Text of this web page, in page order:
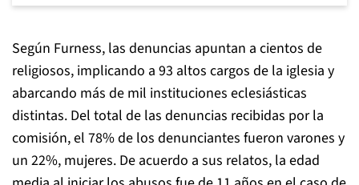
Según Furness, las denuncias apuntan a cientos de
religiosos, implicando a 93 altos cargos de la iglesia y
abarcando más de mil instituciones eclesiásticas
distintas. Del total de las denuncias recibidas por la
comisión, el 78% de los denunciantes fueron varones y
un 22%, mujeres. De acuerdo a sus relatos, la edad